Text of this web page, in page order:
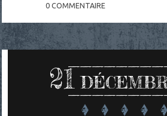
0 COMMENTAIRE
21